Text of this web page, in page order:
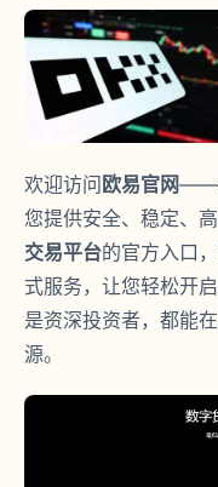
欢迎访问欧易官网——
您提供安全、稳定、
交易平台的官方入口
式服务，让您轻松开启
是资深投资者，都能
源。